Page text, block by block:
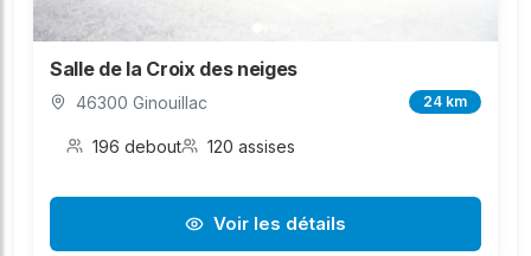
Salle de la Croix des neiges
46300 Ginouillac 24 km
196 debout 120 assises
Voir les détails